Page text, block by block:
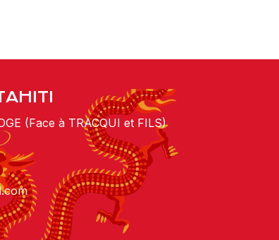
(Face à TRACQUI et FILS)